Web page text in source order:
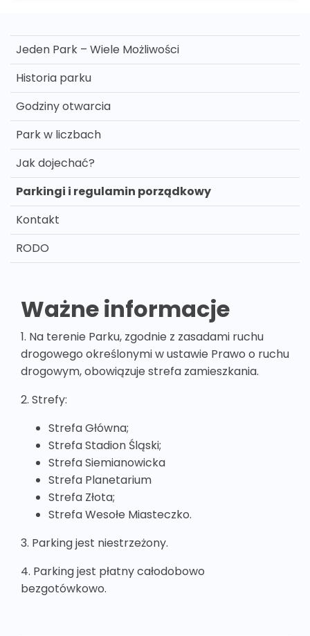
Jeden Park – Wiele Możliwości
Historia parku
Godziny otwarcia
Park w liczbach
Jak dojechać?
Parkingi i regulamin porządkowy
Kontakt
RODO
Ważne informacje
1. Na terenie Parku, zgodnie z zasadami ruchu
drogowego określonymi w ustawie Prawo o ruchu
drogowym, obowiązuje strefa zamieszkania.
2. Strefy:
Strefa Główna;
Strefa Stadion Śląski;
Strefa Siemianowicka
Strefa Planetarium
Strefa Złota;
Strefa Wesołe Miasteczko.
3. Parking jest niestrzeżony.
4. Parking jest płatny całodobowo
bezgotówkowo.